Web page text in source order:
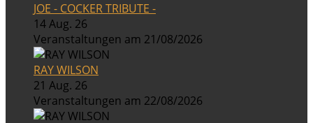
JOE - COCKER TRIBUTE -
14 Aug. 26
Veranstaltungen am 21/08/2026
RAY WILSON
21 Aug. 26
Veranstaltungen am 22/08/2026